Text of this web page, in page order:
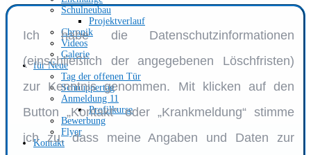
Schulneubau
Projektverlauf
Chronik
Videos
Galerie
für Neue
Tag der offenen Tür
Schnuppertag
Anmeldung 11
Profilkurse
Bewerbung
Flyer
Kontakt
Ich habe die Datenschutzinformationen
(einschließlich der angegebenen Löschfristen)
zur Kenntnis genommen. Mit klicken auf den
Button „Kontakt“ oder „Krankmeldung“ stimme
ich zu, dass meine Angaben und Daten zur